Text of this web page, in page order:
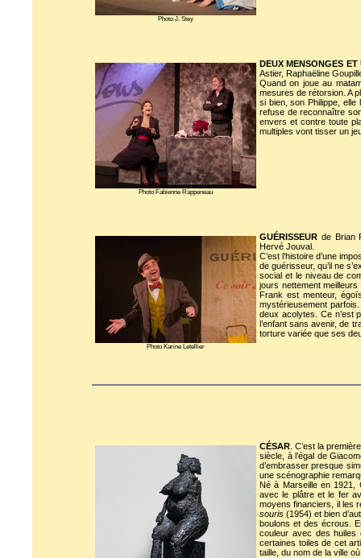
Photo J. Stey
Photo Fabienne Rappeneau
DEUX MENSONGES ET
Astier, Raphaëline
Quand on joue au
mesures de rétorsion. A
si bien, son Philippe, elle
refuse de reconnaître
envers et contre toute
multiples vont tisser un
Photo Karine Letellier
GUÉRISSEUR de Brian
Hervé Jouval.
C’est l’histoire d’une
de guérisseur, qu’il ne
social et le niveau de
jours nettement
Frank est menteur,
mystérieusement
deux acolytes. Ce n’est
l’enfant sans avenir, de
torture variée que ses
CÉSAR . C’est la
siècle, à l’égal de
d’embrasser presque
une scénographie
Né à Marseille en 1921,
avec le plâtre et le fer
moyens financiers, il les
souris(1954) et bien
boulons et des écrous.
couleur avec des
certaines toiles de cet
taille, du nom de la ville